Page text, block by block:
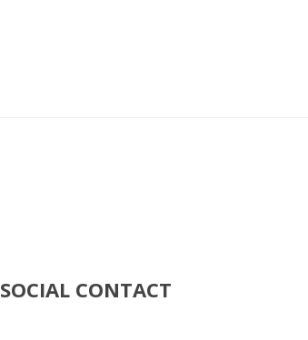
SOCIAL CONTACT